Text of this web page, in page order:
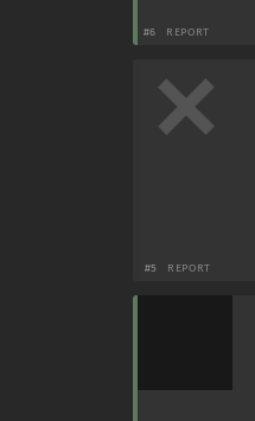
#6 REPORT
#5 REPORT